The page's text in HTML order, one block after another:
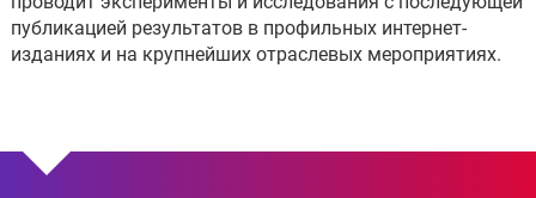
публикацией результатов в профильных интернет-
изданиях и на крупнейших отраслевых мероприятиях.